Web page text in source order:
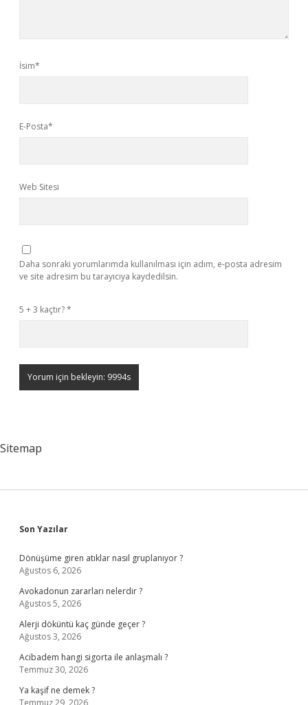
İsim*
E-Posta*
Web Sitesi
Daha sonraki yorumlarımda kullanılması için adım, e-posta adresim
ve site adresim bu tarayıcıya kaydedilsin.
5 + 3 kaçtır?*
Sitemap
Sidebar
Son Yazılar
Dönüşüme giren atıklar nasıl gruplanıyor ?
Ağustos 6, 2026
Avokadonun zararları nelerdir ?
Ağustos 5, 2026
Alerji döküntü kaç günde geçer ?
Ağustos 3, 2026
Acibadem hangi sigorta ile anlaşmalı ?
Temmuz 30, 2026
Ya kaşif ne demek ?
Temmuz 29, 2026